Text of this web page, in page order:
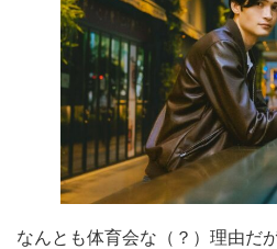
なんとも体育会な（？）理由だ